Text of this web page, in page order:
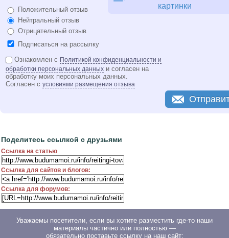
Положительный отзыв
Нейтральный отзыв
Отрицательный отзыв
Подписаться на рассылку
картинки
Ознакомлен с Политикой конфиденциальности и
обработки персональных данных и согласен на
обработку моих персональных данных.
Согласен с условиями размещения отзыва
Поделитесь ссылкой с друзьями
Ссылка на статью
Ссылка для сайтов и блогов:
Ссылка для форумов:
Уважаемы посетители, если вы хотите разместить где-то наши
материалы частично или полностью —
обязательно поставьте ссылку на наш сайт: